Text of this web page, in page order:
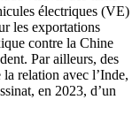
électriques (VE)
les exportations
contre la Chine
Par ailleurs, des
relation avec l’Inde,
en 2023, d’un